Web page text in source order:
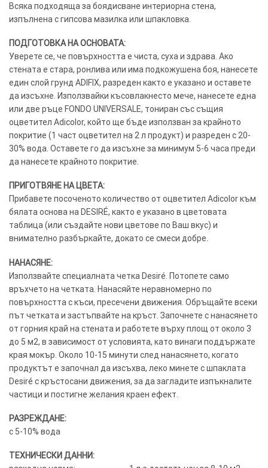
Всяка подходяща за боядисване интериорна стена,
изпълнена с гипсова мазилка или шпакловка.
ПОДГОТОВКА НА ОСНОВАТА:
Уверете се, че повърхността е чиста, суха и здрава. Ако
стената е стара, ронлива или има подкожушена боя, нанесете
един слой грунд ADIFIX, разреден както е указано и оставете
да изсъхне. Използвайки късовлакнесто мече, нанесете една
или две ръце FONDO UNIVERSALE, тониран със същия
оцветител Adicolor, който ще бъде използван за крайното
покритие (1 част оцветител на 2 л продукт) и разреден с 20-
30% вода. Оставете го да изсъхне за минимум 5-6 часа преди
да нанесете крайното покритие.
ПРИГОТВЯНЕ НА ЦВЕТА:
Прибавете посоченото количество от оцветител Adicolor към
бялата основа на DESIRÉ, както е указано в цветовата
таблица (или създайте нови цветове по Ваш вкус) и
внимателно разбъркайте, докато се смеси добре.
НАНАСЯНЕ:
Използвайте специалната четка Desiré. Потопете само
връхчето на четката. Нанасяйте неравномерно по
повърхността с къси, пресечени движения. Обръщайте всеки
път четката и застъпвайте на кръст. Започнете с нанасянето
от горния край на стената и работете върху площ от около 3
до 5 м2, в зависимост от условията, като винаги поддържате
края мокър. Около 10-15 минути след нанасянето, когато
продуктът е започнал да изсъхва, леко минете с шпаклата
Desiré с кръстосани движения, за да загладите изпъкналите
частици и постигне желания краен ефект.
РАЗРЕЖДАНЕ:
с 5-10% вода
ТЕХНИЧЕСКИ ДАННИ: